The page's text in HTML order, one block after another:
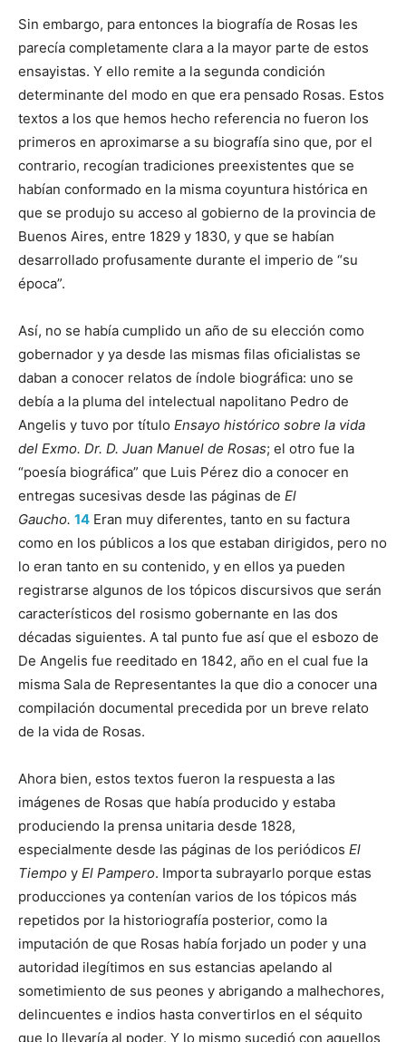
Sin embargo, para entonces la biografía de Rosas les
parecía completamente clara a la mayor parte de estos
ensayistas. Y ello remite a la segunda condición
determinante del modo en que era pensado Rosas. Estos
textos a los que hemos hecho referencia no fueron los
primeros en aproximarse a su biografía sino que, por el
contrario, recogían tradiciones preexistentes que se
habían conformado en la misma coyuntura histórica en
que se produjo su acceso al gobierno de la provincia de
Buenos Aires, entre 1829 y 1830, y que se habían
desarrollado profusamente durante el imperio de “su
época”.
Así, no se había cumplido un año de su elección como
gobernador y ya desde las mismas filas oficialistas se
daban a conocer relatos de índole biográfica: uno se
debía a la pluma del intelectual napolitano Pedro de
Angelis y tuvo por título Ensayo histórico sobre la vida
del Exmo. Dr. D. Juan Manuel de Rosas; el otro fue la
“poesía biográfica” que Luis Pérez dio a conocer en
entregas sucesivas desde las páginas de El
Gaucho. 14 Eran muy diferentes, tanto en su factura
como en los públicos a los que estaban dirigidos, pero no
lo eran tanto en su contenido, y en ellos ya pueden
registrarse algunos de los tópicos discursivos que serán
característicos del rosismo gobernante en las dos
décadas siguientes. A tal punto fue así que el esbozo de
De Angelis fue reeditado en 1842, año en el cual fue la
misma Sala de Representantes la que dio a conocer una
compilación documental precedida por un breve relato
de la vida de Rosas.
Ahora bien, estos textos fueron la respuesta a las
imágenes de Rosas que había producido y estaba
produciendo la prensa unitaria desde 1828,
especialmente desde las páginas de los periódicos El
Tiempo y El Pampero. Importa subrayarlo porque estas
producciones ya contenían varios de los tópicos más
repetidos por la historiografía posterior, como la
imputación de que Rosas había forjado un poder y una
autoridad ilegítimos en sus estancias apelando al
sometimiento de sus peones y abrigando a malhechores,
delincuentes e indios hasta convertirlos en el séquito
que lo llevaría al poder. Y lo mismo sucedió con aquellos